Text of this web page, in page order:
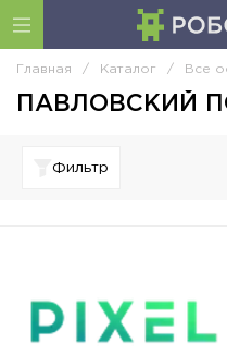
Главная / Каталог / Все
ПАВЛОВСКИЙ
Фильтр